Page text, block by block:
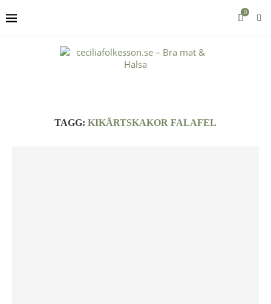
0
TAGG: KIKÄRTSKAKOR FALAFEL